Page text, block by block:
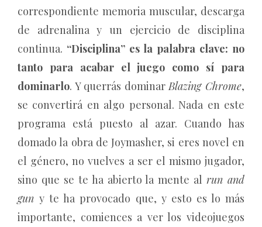
correspondiente memoria muscular, descarga
de adrenalina y un ejercicio de disciplina
continua. “Disciplina” es la palabra clave: no
tanto para acabar el juego como sí para
dominarlo. Y querrás dominarBlazing Chrome,
se convertirá en algo personal. Nada en este
programa está puesto al azar. Cuando has
domado la obra de Joymasher, si eres novel en
el género, no vuelves a ser el mismo jugador,
sino que se te ha abierto la mente alrun and
guny te ha provocado que, y esto es lo más
importante, comiences a ver los videojuegos